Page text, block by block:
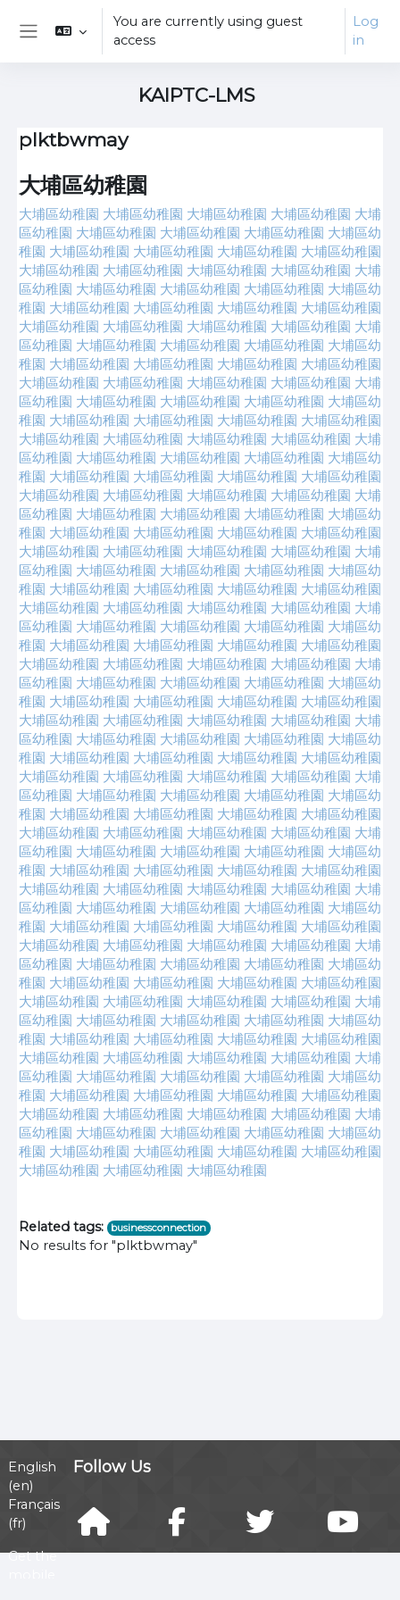
Skip to main content
You are currently using guest
access
Log
in
KAIPTC-LMS
plktbwmay
大埔區幼稚園
大埔區幼稚園 大埔區幼稚園 大埔區幼稚園 大埔區幼稚園 大埔
區幼稚園 大埔區幼稚園 大埔區幼稚園 大埔區幼稚園 大埔區幼
稚園 大埔區幼稚園 大埔區幼稚園 大埔區幼稚園 大埔區幼稚園
大埔區幼稚園 大埔區幼稚園 大埔區幼稚園 大埔區幼稚園 大埔
區幼稚園 大埔區幼稚園 大埔區幼稚園 大埔區幼稚園 大埔區幼
稚園 大埔區幼稚園 大埔區幼稚園 大埔區幼稚園 大埔區幼稚園
大埔區幼稚園 大埔區幼稚園 大埔區幼稚園 大埔區幼稚園 大埔
區幼稚園 大埔區幼稚園 大埔區幼稚園 大埔區幼稚園 大埔區幼
稚園 大埔區幼稚園 大埔區幼稚園 大埔區幼稚園 大埔區幼稚園
大埔區幼稚園 大埔區幼稚園 大埔區幼稚園 大埔區幼稚園 大埔
區幼稚園 大埔區幼稚園 大埔區幼稚園 大埔區幼稚園 大埔區幼
稚園 大埔區幼稚園 大埔區幼稚園 大埔區幼稚園 大埔區幼稚園
大埔區幼稚園 大埔區幼稚園 大埔區幼稚園 大埔區幼稚園 大埔
區幼稚園 大埔區幼稚園 大埔區幼稚園 大埔區幼稚園 大埔區幼
稚園 大埔區幼稚園 大埔區幼稚園 大埔區幼稚園 大埔區幼稚園
大埔區幼稚園 大埔區幼稚園 大埔區幼稚園 大埔區幼稚園 大埔
區幼稚園 大埔區幼稚園 大埔區幼稚園 大埔區幼稚園 大埔區幼
稚園 大埔區幼稚園 大埔區幼稚園 大埔區幼稚園 大埔區幼稚園
大埔區幼稚園 大埔區幼稚園 大埔區幼稚園 大埔區幼稚園 大埔
區幼稚園 大埔區幼稚園 大埔區幼稚園 大埔區幼稚園 大埔區幼
稚園 大埔區幼稚園 大埔區幼稚園 大埔區幼稚園 大埔區幼稚園
大埔區幼稚園 大埔區幼稚園 大埔區幼稚園 大埔區幼稚園 大埔
區幼稚園 大埔區幼稚園 大埔區幼稚園 大埔區幼稚園 大埔區幼
稚園 大埔區幼稚園 大埔區幼稚園 大埔區幼稚園 大埔區幼稚園
大埔區幼稚園 大埔區幼稚園 大埔區幼稚園 大埔區幼稚園 大埔
區幼稚園 大埔區幼稚園 大埔區幼稚園 大埔區幼稚園 大埔區幼
稚園 大埔區幼稚園 大埔區幼稚園 大埔區幼稚園 大埔區幼稚園
大埔區幼稚園 大埔區幼稚園 大埔區幼稚園 大埔區幼稚園 大埔
區幼稚園 大埔區幼稚園 大埔區幼稚園 大埔區幼稚園 大埔區幼
稚園 大埔區幼稚園 大埔區幼稚園 大埔區幼稚園 大埔區幼稚園
大埔區幼稚園 大埔區幼稚園 大埔區幼稚園 大埔區幼稚園 大埔
區幼稚園 大埔區幼稚園 大埔區幼稚園 大埔區幼稚園 大埔區幼
稚園 大埔區幼稚園 大埔區幼稚園 大埔區幼稚園 大埔區幼稚園
大埔區幼稚園 大埔區幼稚園 大埔區幼稚園 大埔區幼稚園 大埔
區幼稚園 大埔區幼稚園 大埔區幼稚園 大埔區幼稚園 大埔區幼
稚園 大埔區幼稚園 大埔區幼稚園 大埔區幼稚園 大埔區幼稚園
大埔區幼稚園 大埔區幼稚園 大埔區幼稚園 大埔區幼稚園 大埔
區幼稚園 大埔區幼稚園 大埔區幼稚園 大埔區幼稚園 大埔區幼
稚園 大埔區幼稚園 大埔區幼稚園 大埔區幼稚園 大埔區幼稚園
大埔區幼稚園 大埔區幼稚園 大埔區幼稚園 大埔區幼稚園 大埔
區幼稚園 大埔區幼稚園 大埔區幼稚園 大埔區幼稚園 大埔區幼
稚園 大埔區幼稚園 大埔區幼稚園 大埔區幼稚園 大埔區幼稚園
大埔區幼稚園 大埔區幼稚園 大埔區幼稚園 大埔區幼稚園 大埔
區幼稚園 大埔區幼稚園 大埔區幼稚園 大埔區幼稚園 大埔區幼
稚園 大埔區幼稚園 大埔區幼稚園 大埔區幼稚園 大埔區幼稚園
大埔區幼稚園 大埔區幼稚園 大埔區幼稚園 大埔區幼稚園 大埔
區幼稚園 大埔區幼稚園 大埔區幼稚園 大埔區幼稚園 大埔區幼
稚園 大埔區幼稚園 大埔區幼稚園 大埔區幼稚園 大埔區幼稚園
大埔區幼稚園 大埔區幼稚園 大埔區幼稚園 大埔區幼稚園 大埔
區幼稚園 大埔區幼稚園 大埔區幼稚園 大埔區幼稚園 大埔區幼
稚園 大埔區幼稚園 大埔區幼稚園 大埔區幼稚園 大埔區幼稚園
大埔區幼稚園 大埔區幼稚園 大埔區幼稚園
Related tags: businessconnection
No results for "plktbwmay"
English
‎(en)‎
Français
‎(fr)‎
Get the
Follow Us